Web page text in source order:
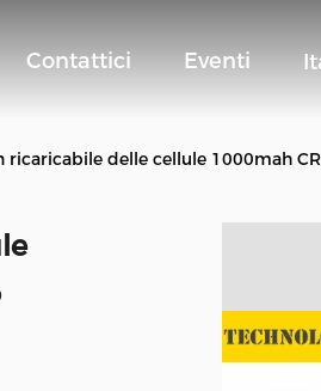
Contattici Eventi
ricaricabile delle cellule 1000mah